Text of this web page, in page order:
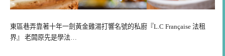
東區巷弄靠著十年一劍黃金雞湯打響名號的私廚『L.C Française 法租
界』 老闆原先是學法…